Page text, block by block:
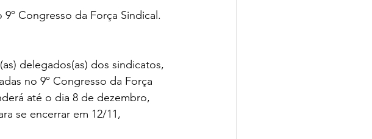
Congresso da Força Sindical.
delegados(as) dos sindicatos,
no 9º Congresso da Força
até o dia 8 de dezembro,
se encerrar em 12/11,